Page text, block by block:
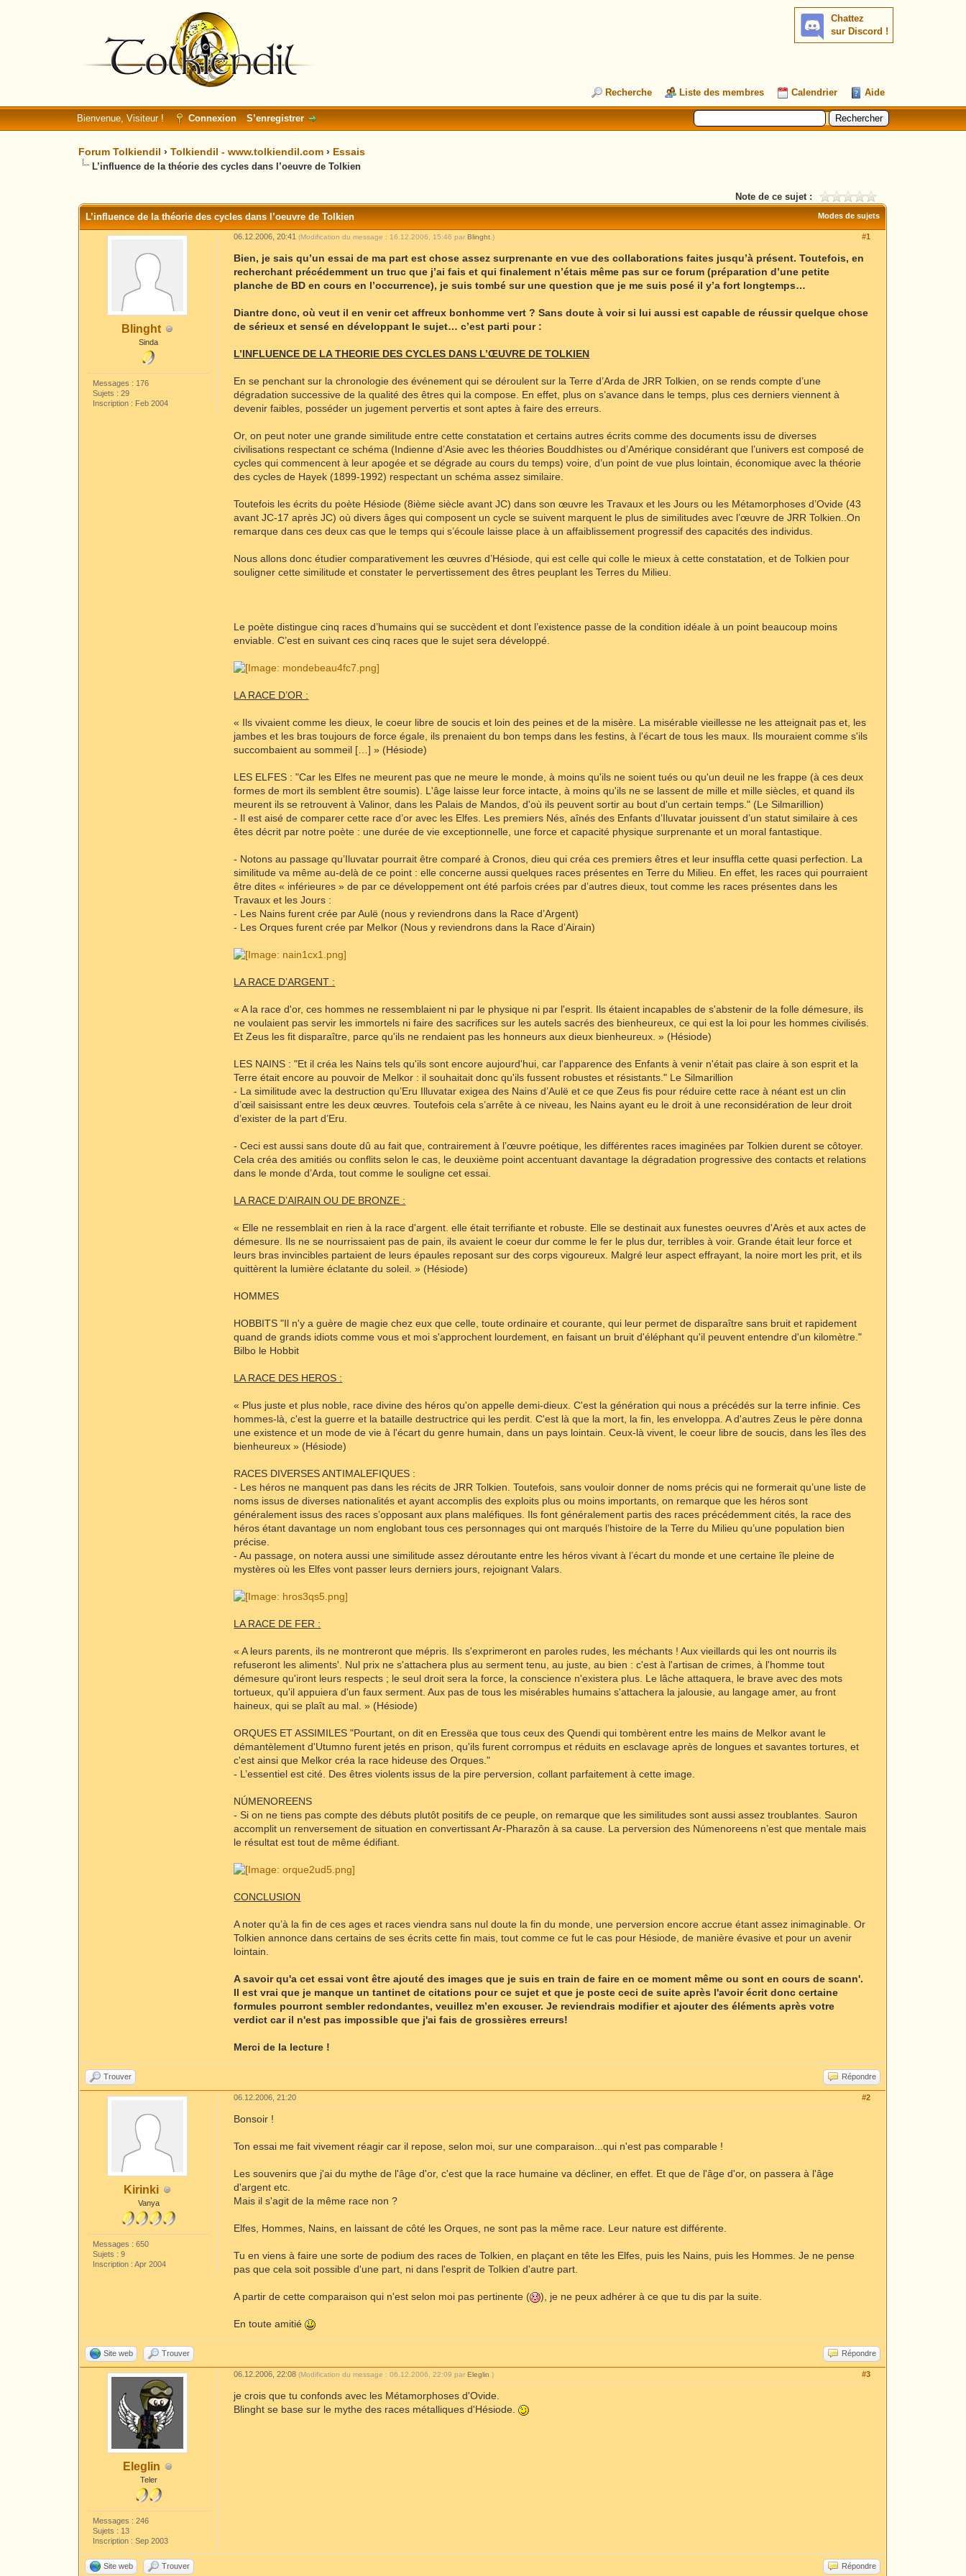
Chattez
sur Discord !
Recherche Liste des membres Calendrier Aide
Bienvenue, Visiteur ! Connexion S’enregistrer
Forum Tolkiendil ›Tolkiendil - www.tolkiendil.com › Essais
L’influence de la théorie des cycles dans l’oeuvre de Tolkien
Note de ce sujet :
Modes de sujets
L’influence de la théorie des cycles dans l’oeuvre de Tolkien
Blinght
Sinda
Messages : 176
Sujets : 29
Inscription : Feb 2004
#1
06.12.2006, 20:41(Modification du message : 16.12.2006, 15:46 parBlinght .)
Bien, je sais qu’un essai de ma part est chose assez surprenante en vue des collaborations faites jusqu’à présent. Toutefois, en
recherchant précédemment un truc que j’ai fais et qui finalement n’étais même pas sur ce forum (préparation d’une petite
planche de BD en cours en l’occurrence), je suis tombé sur une question que je me suis posé il y’a fort longtemps…
Diantre donc, où veut il en venir cet affreux bonhomme vert ? Sans doute à voir si lui aussi est capable de réussir quelque chose
de sérieux et sensé en développant le sujet… c’est parti pour :
L’INFLUENCE DE LA THEORIE DES CYCLES DANS L’ŒUVRE DE TOLKIEN
En se penchant sur la chronologie des événement qui se déroulent sur la Terre d’Arda de JRR Tolkien, on se rends compte d’une
dégradation successive de la qualité des êtres qui la compose. En effet, plus on s’avance dans le temps, plus ces derniers viennent à
devenir faibles, posséder un jugement pervertis et sont aptes à faire des erreurs.
Or, on peut noter une grande similitude entre cette constatation et certains autres écrits comme des documents issu de diverses
civilisations respectant ce schéma (Indienne d’Asie avec les théories Bouddhistes ou d’Amérique considérant que l’univers est composé de
cycles qui commencent à leur apogée et se dégrade au cours du temps) voire, d’un point de vue plus lointain, économique avec la théorie
des cycles de Hayek (1899-1992) respectant un schéma assez similaire.
Toutefois les écrits du poète Hésiode (8ième siècle avant JC) dans son œuvre les Travaux et les Jours ou les Métamorphoses d’Ovide (43
avant JC-17 après JC) où divers âges qui composent un cycle se suivent marquent le plus de similitudes avec l’œuvre de JRR Tolkien..On
remarque dans ces deux cas que le temps qui s’écoule laisse place à un affaiblissement progressif des capacités des individus.
Nous allons donc étudier comparativement les œuvres d’Hésiode, qui est celle qui colle le mieux à cette constatation, et de Tolkien pour
souligner cette similitude et constater le pervertissement des êtres peuplant les Terres du Milieu.
Le poète distingue cinq races d’humains qui se succèdent et dont l’existence passe de la condition idéale à un point beaucoup moins
enviable. C’est en suivant ces cinq races que le sujet sera développé.
LA RACE D’OR :
« Ils vivaient comme les dieux, le coeur libre de soucis et loin des peines et de la misère. La misérable vieillesse ne les atteignait pas et, les
jambes et les bras toujours de force égale, ils prenaient du bon temps dans les festins, à l'écart de tous les maux. Ils mouraient comme s'ils
succombaient au sommeil […] » (Hésiode)
LES ELFES : "Car les Elfes ne meurent pas que ne meure le monde, à moins qu'ils ne soient tués ou qu'un deuil ne les frappe (à ces deux
formes de mort ils semblent être soumis). L'âge laisse leur force intacte, à moins qu'ils ne se lassent de mille et mille siècles, et quand ils
meurent ils se retrouvent à Valinor, dans les Palais de Mandos, d'où ils peuvent sortir au bout d'un certain temps." (Le Silmarillion)
- Il est aisé de comparer cette race d’or avec les Elfes. Les premiers Nés, aînés des Enfants d’Iluvatar jouissent d’un statut similaire à ces
êtes décrit par notre poète : une durée de vie exceptionnelle, une force et capacité physique surprenante et un moral fantastique.
- Notons au passage qu’Iluvatar pourrait être comparé à Cronos, dieu qui créa ces premiers êtres et leur insuffla cette quasi perfection. La
similitude va même au-delà de ce point : elle concerne aussi quelques races présentes en Terre du Milieu. En effet, les races qui pourraient
être dites « inférieures » de par ce développement ont été parfois crées par d’autres dieux, tout comme les races présentes dans les
Travaux et les Jours :
- Les Nains furent crée par Aulë (nous y reviendrons dans la Race d’Argent)
- Les Orques furent crée par Melkor (Nous y reviendrons dans la Race d’Airain)
LA RACE D’ARGENT :
« A la race d'or, ces hommes ne ressemblaient ni par le physique ni par l'esprit. Ils étaient incapables de s'abstenir de la folle démesure, ils
ne voulaient pas servir les immortels ni faire des sacrifices sur les autels sacrés des bienheureux, ce qui est la loi pour les hommes civilisés.
Et Zeus les fit disparaître, parce qu'ils ne rendaient pas les honneurs aux dieux bienheureux. » (Hésiode)
LES NAINS : "Et il créa les Nains tels qu'ils sont encore aujourd'hui, car l'apparence des Enfants à venir n'était pas claire à son esprit et la
Terre était encore au pouvoir de Melkor : il souhaitait donc qu'ils fussent robustes et résistants." Le Silmarillion
- La similitude avec la destruction qu’Eru Illuvatar exigea des Nains d’Aulë et ce que Zeus fis pour réduire cette race à néant est un clin
d’œil saisissant entre les deux œuvres. Toutefois cela s’arrête à ce niveau, les Nains ayant eu le droit à une reconsidération de leur droit
d’exister de la part d’Eru.
- Ceci est aussi sans doute dû au fait que, contrairement à l’œuvre poétique, les différentes races imaginées par Tolkien durent se côtoyer.
Cela créa des amitiés ou conflits selon le cas, le deuxième point accentuant davantage la dégradation progressive des contacts et relations
dans le monde d’Arda, tout comme le souligne cet essai.
LA RACE D’AIRAIN OU DE BRONZE :
« Elle ne ressemblait en rien à la race d'argent. elle était terrifiante et robuste. Elle se destinait aux funestes oeuvres d'Arès et aux actes de
démesure. Ils ne se nourrissaient pas de pain, ils avaient le coeur dur comme le fer le plus dur, terribles à voir. Grande était leur force et
leurs bras invincibles partaient de leurs épaules reposant sur des corps vigoureux. Malgré leur aspect effrayant, la noire mort les prit, et ils
quittèrent la lumière éclatante du soleil. » (Hésiode)
HOMMES
HOBBITS "Il n'y a guère de magie chez eux que celle, toute ordinaire et courante, qui leur permet de disparaître sans bruit et rapidement
quand de grands idiots comme vous et moi s'approchent lourdement, en faisant un bruit d'éléphant qu'il peuvent entendre d'un kilomètre."
Bilbo le Hobbit
LA RACE DES HEROS :
« Plus juste et plus noble, race divine des héros qu'on appelle demi-dieux. C'est la génération qui nous a précédés sur la terre infinie. Ces
hommes-là, c'est la guerre et la bataille destructrice qui les perdit. C'est là que la mort, la fin, les enveloppa. A d'autres Zeus le père donna
une existence et un mode de vie à l'écart du genre humain, dans un pays lointain. Ceux-là vivent, le coeur libre de soucis, dans les îles des
bienheureux » (Hésiode)
RACES DIVERSES ANTIMALEFIQUES :
- Les héros ne manquent pas dans les récits de JRR Tolkien. Toutefois, sans vouloir donner de noms précis qui ne formerait qu’une liste de
noms issus de diverses nationalités et ayant accomplis des exploits plus ou moins importants, on remarque que les héros sont
généralement issus des races s’opposant aux plans maléfiques. Ils font généralement partis des races précédemment cités, la race des
héros étant davantage un nom englobant tous ces personnages qui ont marqués l’histoire de la Terre du Milieu qu’une population bien
précise.
- Au passage, on notera aussi une similitude assez déroutante entre les héros vivant à l’écart du monde et une certaine île pleine de
mystères où les Elfes vont passer leurs derniers jours, rejoignant Valars.
LA RACE DE FER :
« A leurs parents, ils ne montreront que mépris. Ils s'exprimeront en paroles rudes, les méchants ! Aux vieillards qui les ont nourris ils
refuseront les aliments'. Nul prix ne s'attachera plus au serment tenu, au juste, au bien : c'est à l'artisan de crimes, à l'homme tout
démesure qu'iront leurs respects ; le seul droit sera la force, la conscience n'existera plus. Le lâche attaquera, le brave avec des mots
tortueux, qu'il appuiera d'un faux serment. Aux pas de tous les misérables humains s'attachera la jalousie, au langage amer, au front
haineux, qui se plaît au mal. » (Hésiode)
ORQUES ET ASSIMILES "Pourtant, on dit en Eressëa que tous ceux des Quendi qui tombèrent entre les mains de Melkor avant le
démantèlement d'Utumno furent jetés en prison, qu'ils furent corrompus et réduits en esclavage après de longues et savantes tortures, et
c'est ainsi que Melkor créa la race hideuse des Orques."
- L’essentiel est cité. Des êtres violents issus de la pire perversion, collant parfaitement à cette image.
NÚMENOREENS
- Si on ne tiens pas compte des débuts plutôt positifs de ce peuple, on remarque que les similitudes sont aussi assez troublantes. Sauron
accomplit un renversement de situation en convertissant Ar-Pharazôn à sa cause. La perversion des Númenoreens n’est que mentale mais
le résultat est tout de même édifiant.
CONCLUSION
A noter qu’à la fin de ces ages et races viendra sans nul doute la fin du monde, une perversion encore accrue étant assez inimaginable. Or
Tolkien annonce dans certains de ses écrits cette fin mais, tout comme ce fut le cas pour Hésiode, de manière évasive et pour un avenir
lointain.
A savoir qu'a cet essai vont être ajouté des images que je suis en train de faire en ce moment même ou sont en cours de scann'.
Il est vrai que je manque un tantinet de citations pour ce sujet et que je poste ceci de suite après l'avoir écrit donc certaine
formules pourront sembler redondantes, veuillez m’en excuser. Je reviendrais modifier et ajouter des éléments après votre
verdict car il n'est pas impossible que j'ai fais de grossières erreurs!
Merci de la lecture !
Trouver Répondre
Kirinki
Vanya
Messages : 650
Sujets : 9
Inscription : Apr 2004
#2
06.12.2006, 21:20
Bonsoir !
Ton essai me fait vivement réagir car il repose, selon moi, sur une comparaison...qui n'est pas comparable !
Les souvenirs que j'ai du mythe de l'âge d'or, c'est que la race humaine va décliner, en effet. Et que de l'âge d'or, on passera à l'âge
d'argent etc.
Mais il s'agit de la même race non ?
Elfes, Hommes, Nains, en laissant de côté les Orques, ne sont pas la même race. Leur nature est différente.
Tu en viens à faire une sorte de podium des races de Tolkien, en plaçant en tête les Elfes, puis les Nains, puis les Hommes. Je ne pense
pas que cela soit possible d'une part, ni dans l'esprit de Tolkien d'autre part.
A partir de cette comparaison qui n'est selon moi pas pertinente ( ), je ne peux adhérer à ce que tu dis par la suite.
En toute amitié
Site web Trouver Répondre
Eleglin
Teler
Messages : 246
Sujets : 13
Inscription : Sep 2003
#3
06.12.2006, 22:08(Modification du message : 06.12.2006, 22:09 parEleglin .)
je crois que tu confonds avec les Métamorphoses d'Ovide.
Blinght se base sur le mythe des races métalliques d'Hésiode.
Site web Trouver Répondre